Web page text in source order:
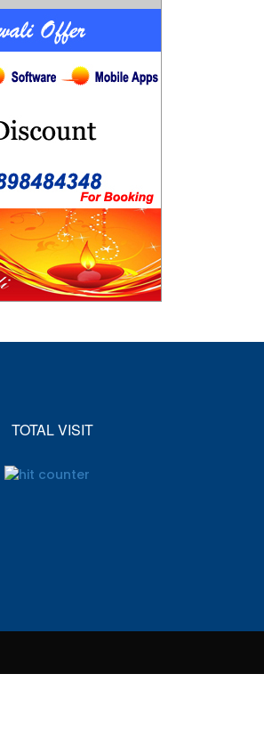
TOTAL VISIT